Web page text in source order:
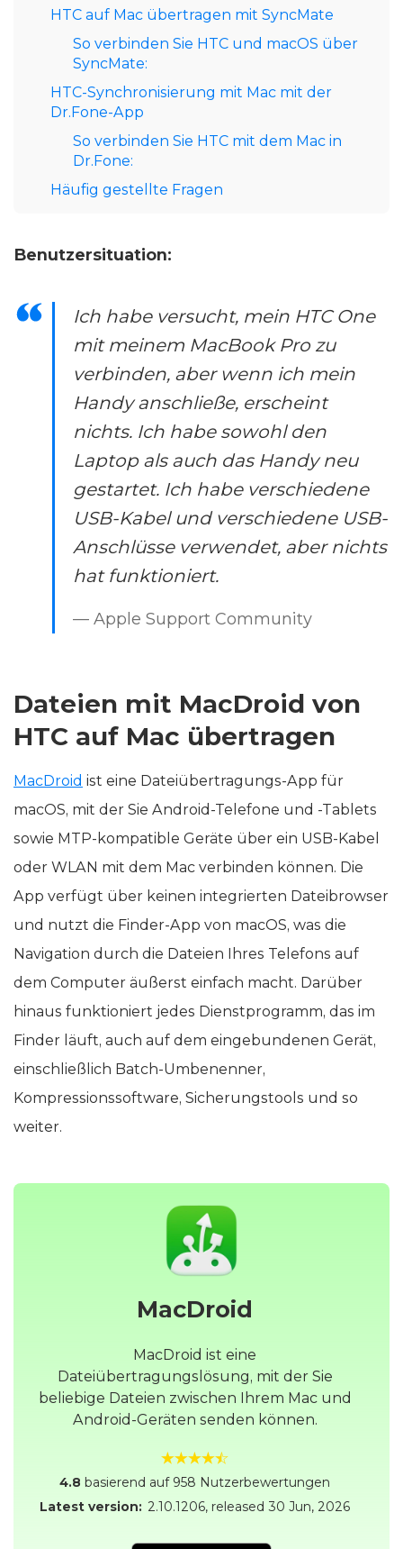
HTC auf Mac übertragen mit SyncMate
So verbinden Sie HTC und macOS über
SyncMate:
HTC-Synchronisierung mit Mac mit der
Dr.Fone-App
So verbinden Sie HTC mit dem Mac in
Dr.Fone:
Häufig gestellte Fragen
Benutzersituation:
Ich habe versucht, mein HTC One
mit meinem MacBook Pro zu
verbinden, aber wenn ich mein
Handy anschließe, erscheint
nichts. Ich habe sowohl den
Laptop als auch das Handy neu
gestartet. Ich habe verschiedene
USB-Kabel und verschiedene USB-
Anschlüsse verwendet, aber nichts
hat funktioniert.
— Apple Support Community
Dateien mit MacDroid von
HTC auf Mac übertragen
MacDroid ist eine Dateiübertragungs-App für
macOS, mit der Sie Android-Telefone und -Tablets
sowie MTP-kompatible Geräte über ein USB-Kabel
oder WLAN mit dem Mac verbinden können. Die
App verfügt über keinen integrierten Dateibrowser
und nutzt die Finder-App von macOS, was die
Navigation durch die Dateien Ihres Telefons auf
dem Computer äußerst einfach macht. Darüber
hinaus funktioniert jedes Dienstprogramm, das im
Finder läuft, auch auf dem eingebundenen Gerät,
einschließlich Batch-Umbenenner,
Kompressionssoftware, Sicherungstools und so
weiter.
MacDroid
MacDroid ist eine
Dateiübertragungslösung, mit der Sie
beliebige Dateien zwischen Ihrem Mac und
Android-Geräten senden können.
4.8 basierend auf 958 Nutzerbewertungen
Latest version: 2.10.1206, released 30 Jun, 2026